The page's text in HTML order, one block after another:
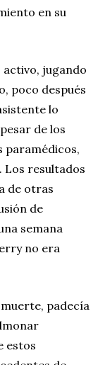
en su
activo, jugando
poco después
lo
de los
paramédicos,
Los resultados
de otras
de
semana
no era
padecía
estos